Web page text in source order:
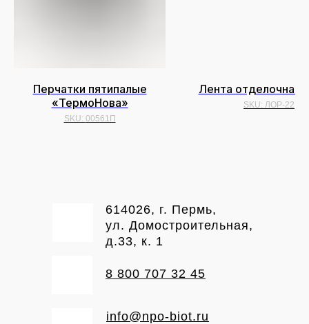
Перчатки пятипалые
«ТермоНова»
SKU: 00561П
Лента
SKU: ЛОР-22
614026, г. Пермь,
ул. Домостроительная,
д.33, к. 1
8 800 707 32 45
info@npo-biot.ru